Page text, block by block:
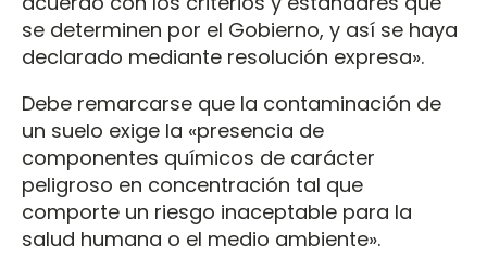
se determinen por el Gobierno, y así se haya
declarado mediante resolución expresa».
Debe remarcarse que la contaminación de
un suelo exige la «presencia de
componentes químicos de carácter
peligroso en concentración tal que
comporte un riesgo inaceptable para la
salud humana o el medio ambiente».